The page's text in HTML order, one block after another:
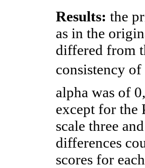
Results: the
as in the
differed from
consistency of
alpha was of
except for the
scale three
differences
scores for